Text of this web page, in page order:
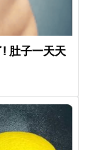
肚子一天天